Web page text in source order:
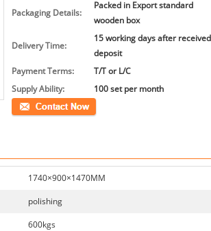
Packaging Details:
Packed in Export standard
wooden box
Delivery Time:
15 working days after received
deposit
Payment Terms:
T/T or L/C
Supply Ability:
100 set per month
Tiếp xúc
1740×900×1470MM
polishing
600kgs